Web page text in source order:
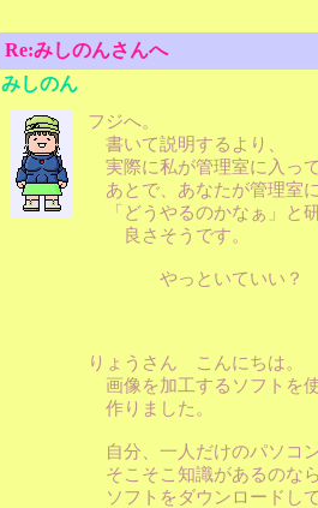
Re:みしのんさんへ
みしのん
フジへ。
書いて説明するより、
実際に私が管理室に入っ
あとで、あなたが管理室
「どうやるのかなぁ」と
良さそうです。
やっといていい？
りょうさん こんにちは。
画像を加工するソフトを
作りました。
自分、一人だけのパソコ
そこそこ知識があるのな
ソフトをダウンロードし